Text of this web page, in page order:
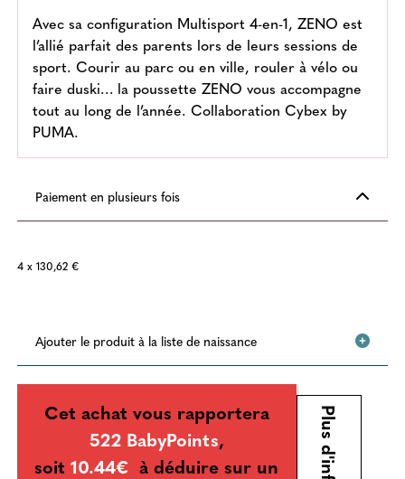
Avec sa configuration Multisport 4-en-1, ZENO est
l’allié parfait des parents lors de leurs sessions de
sport. Courir au parc ou en ville, rouler à vélo ou
faire duski… la poussette ZENO vous accompagne
tout au long de l’année. Collaboration Cybex by
PUMA.
Paiement en plusieurs fois
4 x 130,62 €
Ajouter le produit à la liste de naissance
Cet achat vous rapportera
522 BabyPoints,
soit10.44€ à déduire sur un
Plus d'infos